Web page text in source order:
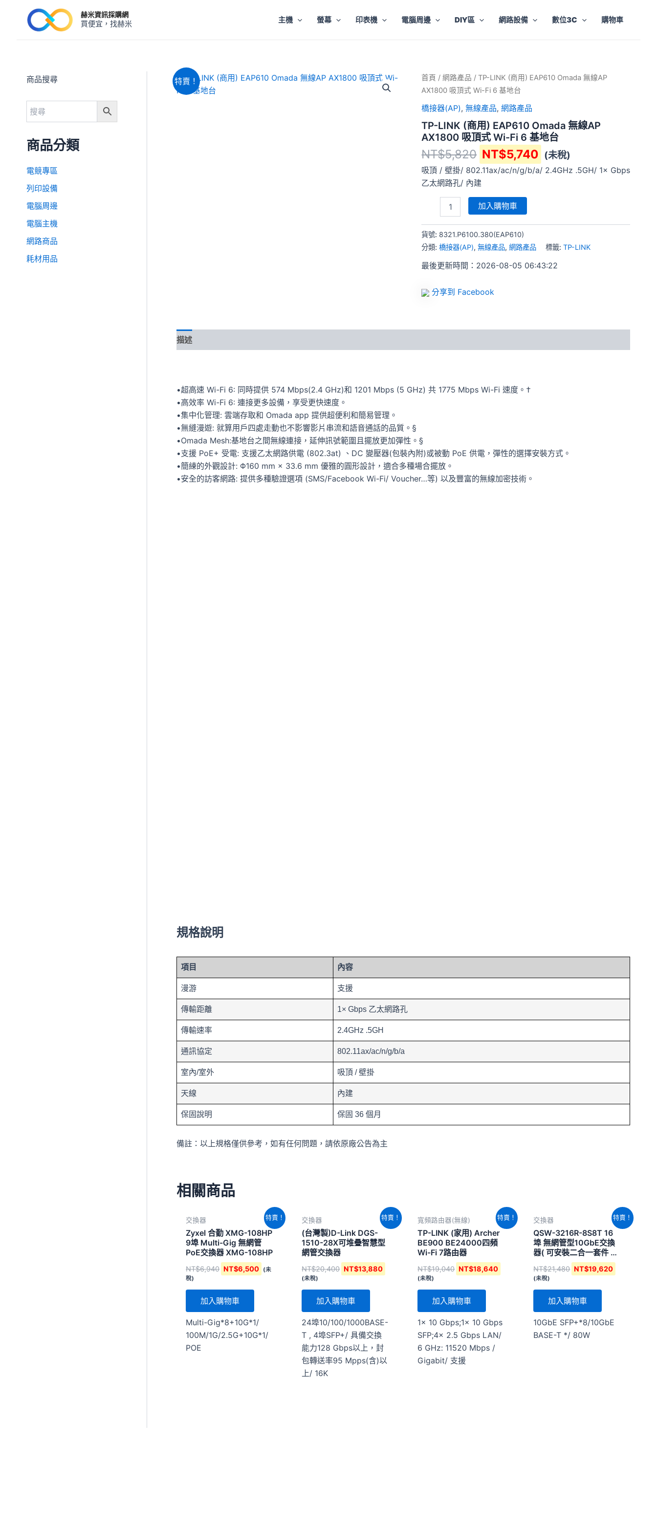
赫米資訊採購網
買便宜，找赫米 主機 螢幕 印表機 電腦周邊 DIY區 網路設備 數位3C 購物車
商品搜尋
商品分類
電競專區
列印設備
電腦周邊
電腦主機
網路商品
耗材用品
特賣！ 首頁 /網路產品 / TP-LINK (商用) EAP610 Omada 無線AP
AX1800 吸頂式 Wi-Fi 6 基地台
橋接器(AP),無線產品,網路產品
TP-LINK (商用) EAP610 Omada 無線AP
AX1800 吸頂式 Wi-Fi 6 基地台
NT$5,820
原
始
價
格：
NT$5,820。
NT$5,740
目
NT$5,740。
(未稅)
吸頂 / 壁掛/ 802.11ax/ac/n/g/b/a/ 2.4GHz .5GH/ 1× Gbps
乙太網路孔/ 內建
TP-
(商
用)
EAP610
Omada
無
AP
吸
頂
基
地
台
數
量
加入購物車
貨號: 8321.P6100.380(EAP610)
分類:橋接器(AP),無線產品,網路產品 標籤:TP-LINK
最後更新時間：2026-08-05 06:43:22
分享到 Facebook
描述
•超高速 Wi-Fi 6: 同時提供 574 Mbps(2.4 GHz)和 1201 Mbps (5 GHz) 共 1775 Mbps Wi-Fi 速度。†
•高效率 Wi-Fi 6: 連接更多設備，享受更快速度。
•集中化管理: 雲端存取和 Omada app 提供超便利和簡易管理。
•無縫漫遊: 就算用戶四處走動也不影響影片串流和語音通話的品質。§
•Omada Mesh:基地台之間無線連接，延伸訊號範圍且擺放更加彈性。§
•支援 PoE+ 受電: 支援乙太網路供電 (802.3at) 、DC 變壓器(包裝內附)或被動 PoE 供電，彈性的選擇安裝方式。
•簡練的外觀設計: Φ160 mm × 33.6 mm 優雅的圓形設計，適合多種場合擺放。
•安全的訪客網路: 提供多種驗證選項 (SMS/Facebook Wi-Fi/ Voucher…等) 以及豐富的無線加密技術。
規格說明
項目 內容
漫游 支援
傳輸距離 1× Gbps 乙太網路孔
傳輸速率 2.4GHz .5GH
通訊協定 802.11ax/ac/n/g/b/a
室內/室外 吸頂 / 壁掛
天線 內建
保固說明 保固 36 個月
備註：以上規格僅供參考，如有任何問題，請依原廠公告為主
相關商品
特賣！
交換器
Zyxel 合勤 XMG-108HP
9埠 Multi-Gig 無網管
PoE交換器 XMG-108HP
NT$6,940
價
格：
NT$6,940。
NT$6,500
目
前
價
格：
NT$6,500。
(未
稅)
加入購物車
Multi-Gig*8+10G*1/
100M/1G/2.5G+10G*1/
POE
特賣！
交換器
(台灣製)D-Link DGS-
1510-28X可堆疊智慧型
網管交換器
NT$20,400
價
格：
NT$20,400。
NT$13,880
目
前
價
NT$13,880。
(未稅)
加入購物車
24埠10/100/1000BASE-
T , 4埠SFP+/ 具備交換
能力128 Gbps以上，封
包轉送率95 Mpps(含)以
上/ 16K
特賣！
寬頻路由器(無線)
TP-LINK (家用) Archer
BE900 BE24000四頻
Wi-Fi 7路由器
NT$19,040
始
價
格：
NT$19,040。
NT$18,640
目
前
價
NT$18,640。
(未稅)
加入購物車
1× 10 Gbps;1× 10 Gbps
SFP;4× 2.5 Gbps LAN/
6 GHz: 11520 Mbps /
Gigabit/ 支援
特賣！
交換器
QSW-3216R-8S8T 16
埠 無網管型10GbE交換
器( 可安裝二合一套件 擴
NT$21,480
價
格：
NT$21,480。
NT$19,620
目
前
價
(未稅)
加入購物車
10GbE SFP+*8/10GbE
BASE-T */ 80W